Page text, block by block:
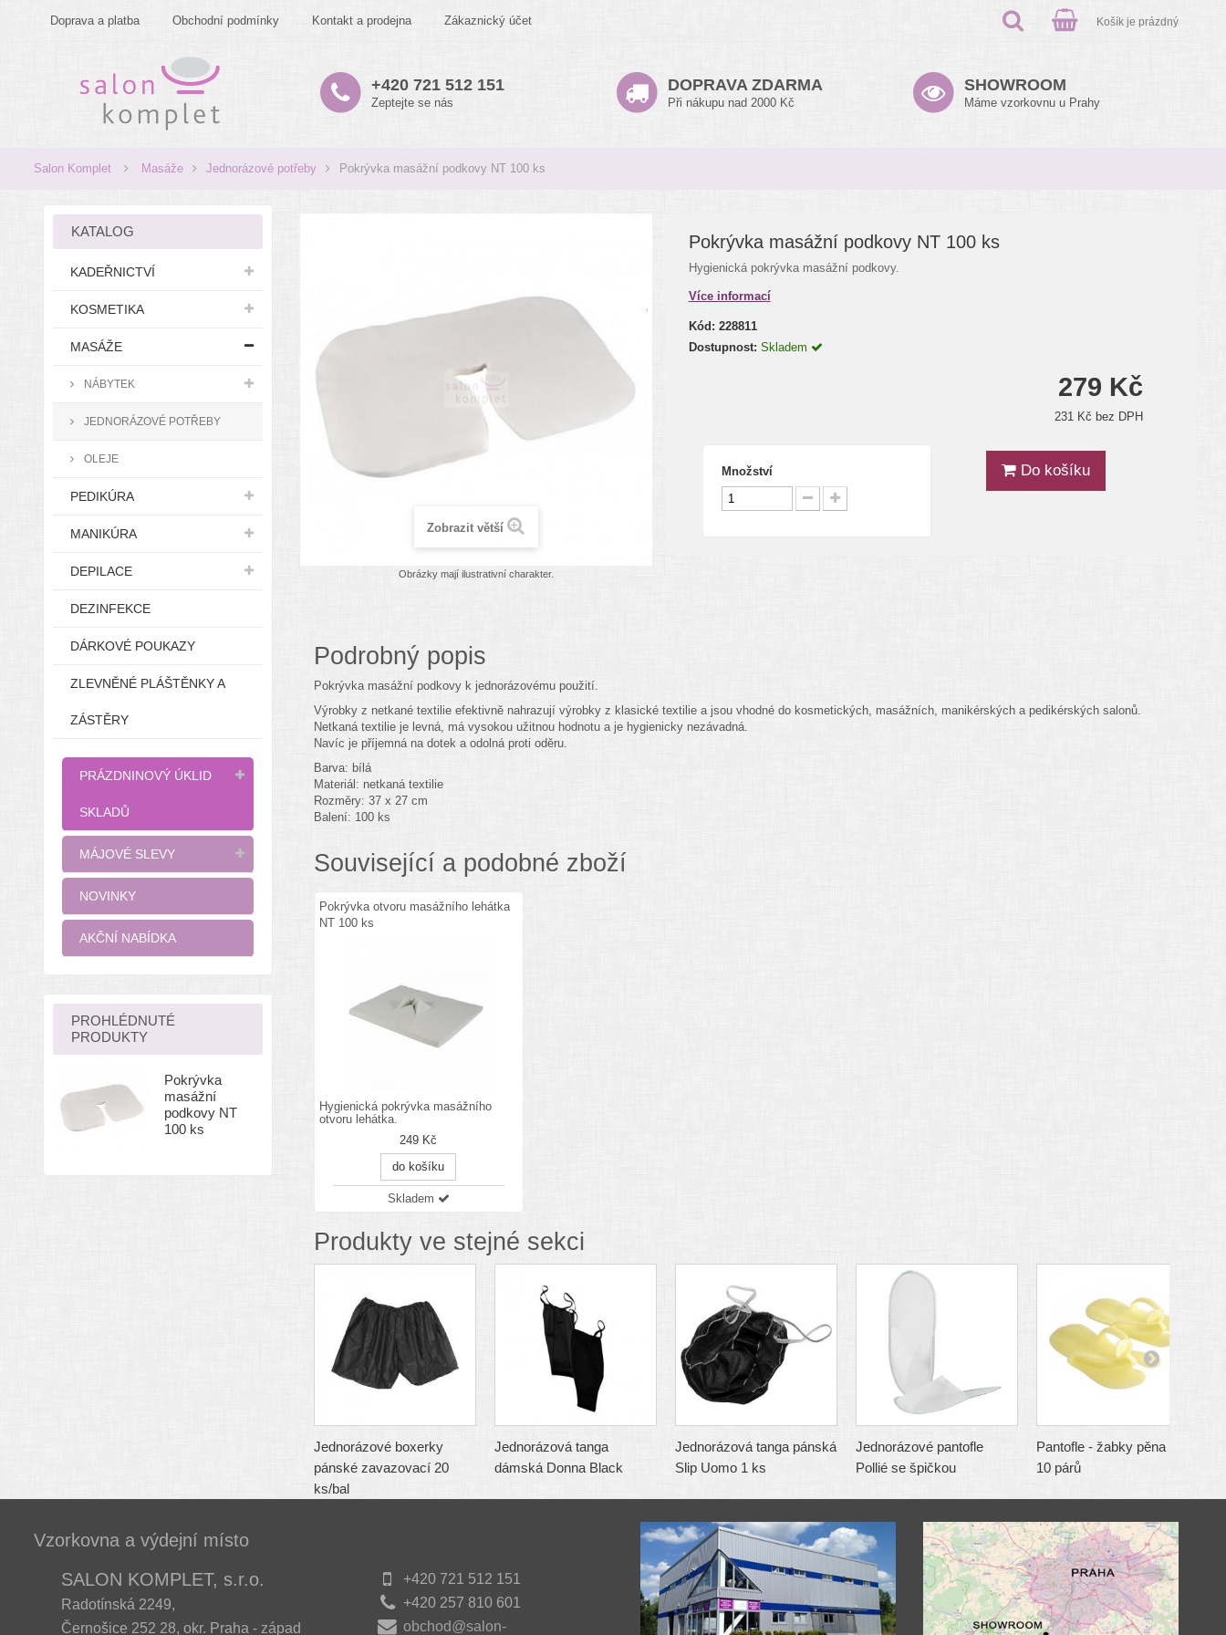
Doprava a platba Obchodní podmínky Kontakt a prodejna Zákaznický účet Košík je prázdný
+420 721 512 151
Zeptejte se nás
DOPRAVA ZDARMA
Při nákupu nad 2000 Kč
SHOWROOM
Máme vzorkovnu u Prahy
Salon Komplet Masáže Jednorázové potřeby Pokrývka masážní podkovy NT 100 ks
KATALOG
KADEŘNICTVÍ
KOSMETIKA
MASÁŽE
NÁBYTEK
JEDNORÁZOVÉ POTŘEBY
OLEJE
PEDIKÚRA
MANIKÚRA
DEPILACE
DEZINFEKCE
DÁRKOVÉ POUKAZY
ZLEVNĚNÉ PLÁŠTĚNKY A
ZÁSTĚRY
PRÁZDNINOVÝ ÚKLID
SKLADŮ
MÁJOVÉ SLEVY
NOVINKY
AKČNÍ NABÍDKA
PROHLÉDNUTÉ
PRODUKTY
Pokrývka
masážní
podkovy NT
100 ks
Zobrazit větší
Obrázky mají ilustrativní charakter.
Pokrývka masážní podkovy NT 100 ks
Hygienická pokrývka masážní podkovy.
Více informací
Kód: 228811
Dostupnost: Skladem
279 Kč
231 Kč bez DPH
Množství Do košíku
Podrobný popis
Pokrývka masážní podkovy k jednorázovému použití.
Výrobky z netkané textilie efektivně nahrazují výrobky z klasické textilie a jsou vhodné do kosmetických, masážních, manikérských a pedikérských salonů.
Netkaná textilie je levná, má vysokou užitnou hodnotu a je hygienicky nezávadná.
Navíc je příjemná na dotek a odolná proti oděru.
Barva: bílá
Materiál: netkaná textilie
Rozměry: 37 x 27 cm
Balení: 100 ks
Související a podobné zboží
Pokrývka otvoru masážního lehátka
NT 100 ks
Hygienická pokrývka masážního
otvoru lehátka.
249 Kč
do košíku
Skladem
Produkty ve stejné sekci
Jednorázové boxerky
pánské zavazovací 20
ks/bal
Jednorázová tanga
dámská Donna Black
Jednorázová tanga pánská
Slip Uomo 1 ks
Jednorázové pantofle
Pollié se špičkou
Pantofle - žabky pěna žlutá
10 párů
Vzorkovna a výdejní místo
SALON KOMPLET, s.r.o.
Radotínská 2249,
Černošice 252 28, okr. Praha - západ
+420 721 512 151
+420 257 810 601
obchod@salon-